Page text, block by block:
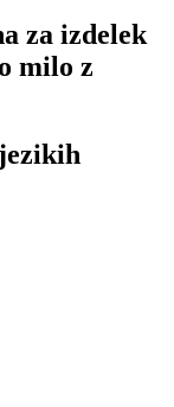
za izdelek
milo z